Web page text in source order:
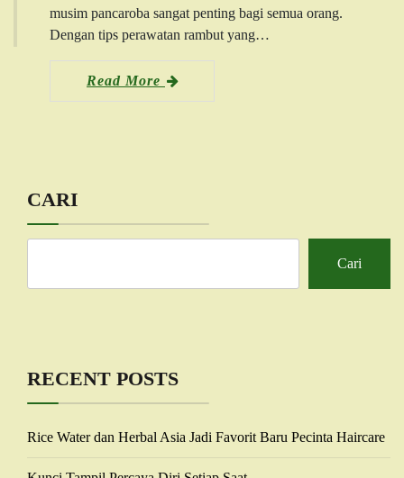
musim pancaroba sangat penting bagi semua orang.
Dengan tips perawatan rambut yang…
Read More
CARI
Cari
RECENT POSTS
Rice Water dan Herbal Asia Jadi Favorit Baru Pecinta Haircare